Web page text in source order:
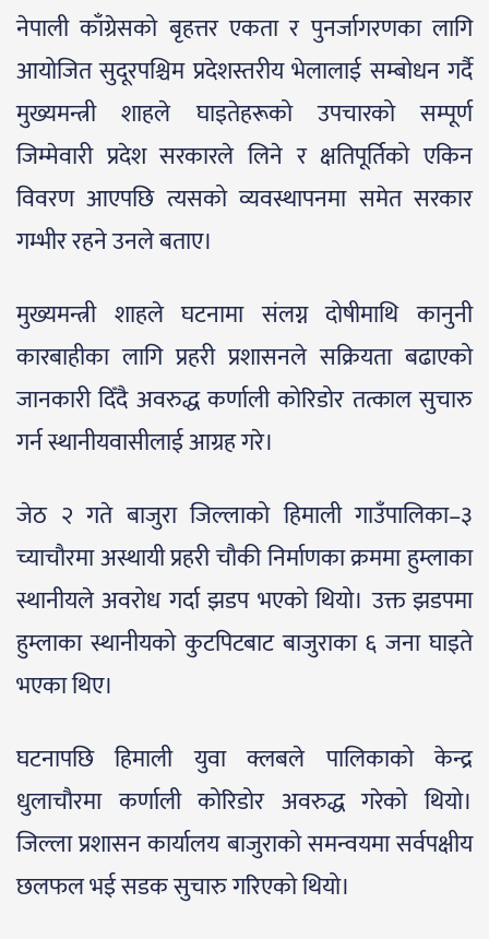
नेपाली काँग्रेसको बृहत्तर एकता र पुनर्जागरणका लागि
आयोजित सुदूरपश्चिम प्रदेशस्तरीय भेलालाई सम्बोधन गर्दै
मुख्यमन्त्री शाहले घाइतेहरूको उपचारको सम्पूर्ण
जिम्मेवारी प्रदेश सरकारले लिने र क्षतिपूर्तिको एकिन
विवरण आएपछि त्यसको व्यवस्थापनमा समेत सरकार
गम्भीर रहने उनले बताए।
मुख्यमन्त्री शाहले घटनामा संलग्न दोषीमाथि कानुनी
कारबाहीका लागि प्रहरी प्रशासनले सक्रियता बढाएको
जानकारी दिँदै अवरुद्ध कर्णाली कोरिडोर तत्काल सुचारु
गर्न स्थानीयवासीलाई आग्रह गरे।
जेठ २ गते बाजुरा जिल्लाको हिमाली गाउँपालिका–३
च्याचौरमा अस्थायी प्रहरी चौकी निर्माणका क्रममा हुम्लाका
स्थानीयले अवरोध गर्दा झडप भएको थियो। उक्त झडपमा
हुम्लाका स्थानीयको कुटपिटबाट बाजुराका ६ जना घाइते
भएका थिए।
घटनापछि हिमाली युवा क्लबले पालिकाको केन्द्र
धुलाचौरमा कर्णाली कोरिडोर अवरुद्ध गरेको थियो।
जिल्ला प्रशासन कार्यालय बाजुराको समन्वयमा सर्वपक्षीय
छलफल भई सडक सुचारु गरिएको थियो।